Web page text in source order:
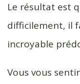
Le résultat est
difficilement, il
incroyable
Vous vous